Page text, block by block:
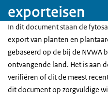
exporteisen
In dit document staan de
export van planten en
gebaseerd op de bij de NVWA
ontvangende land. Het is aan
verifiëren of dit de meest
dit document op zorgvuldige